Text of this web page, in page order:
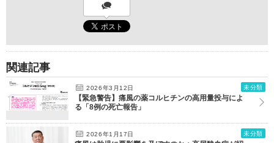
関連記事
2026年3月12日 未分類
【緊急警告】痛風の薬コルヒチンの高用量投与によ
る「8例の死亡報告」
2026年1月17日 未分類